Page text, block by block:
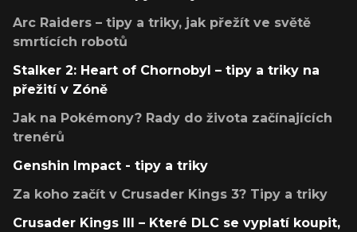
Arc Raiders – tipy a triky, jak přežít ve světě
smrtících robotů
Stalker 2: Heart of Chornobyl – tipy a triky na
přežití v Zóně
Jak na Pokémony? Rady do života začínajících
trenérů
Genshin Impact - tipy a triky
Za koho začít v Crusader Kings 3? Tipy a triky
Crusader Kings III – Které DLC se vyplatí koupit,